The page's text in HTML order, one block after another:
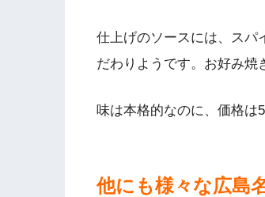
仕上げのソースには、スパ
だわりようです。お好み焼
味は本格的なのに、価格は
他にも様々な広島